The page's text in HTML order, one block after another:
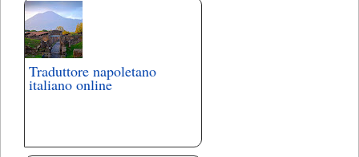
Traduttore napoletano
italiano online